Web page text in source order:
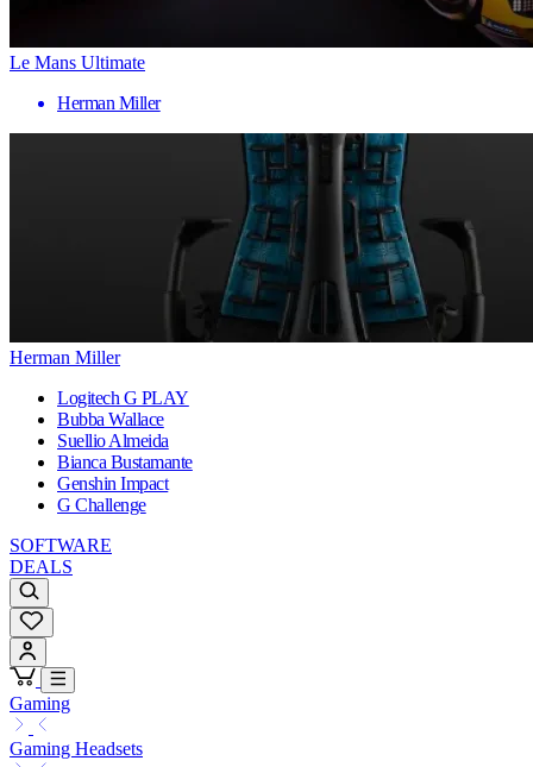
Le Mans Ultimate
Herman Miller
Herman Miller
Logitech G PLAY
Bubba Wallace
Suellio Almeida
Bianca Bustamante
Genshin Impact
G Challenge
SOFTWARE
DEALS
Gaming
Gaming Headsets